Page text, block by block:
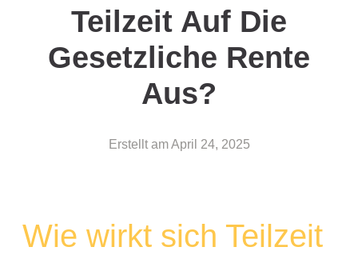
Teilzeit Auf Die
Gesetzliche Rente
Aus?
Erstellt am April 24, 2025
Wie wirkt sich Teilzeit